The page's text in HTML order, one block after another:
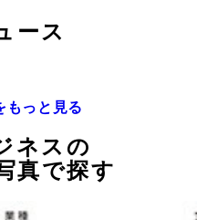
ース
もっと見る
ネスの
真で探す